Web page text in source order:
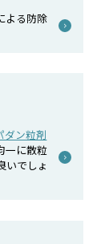
よる防除
ダン粒剤
一に散粒
いでしょ